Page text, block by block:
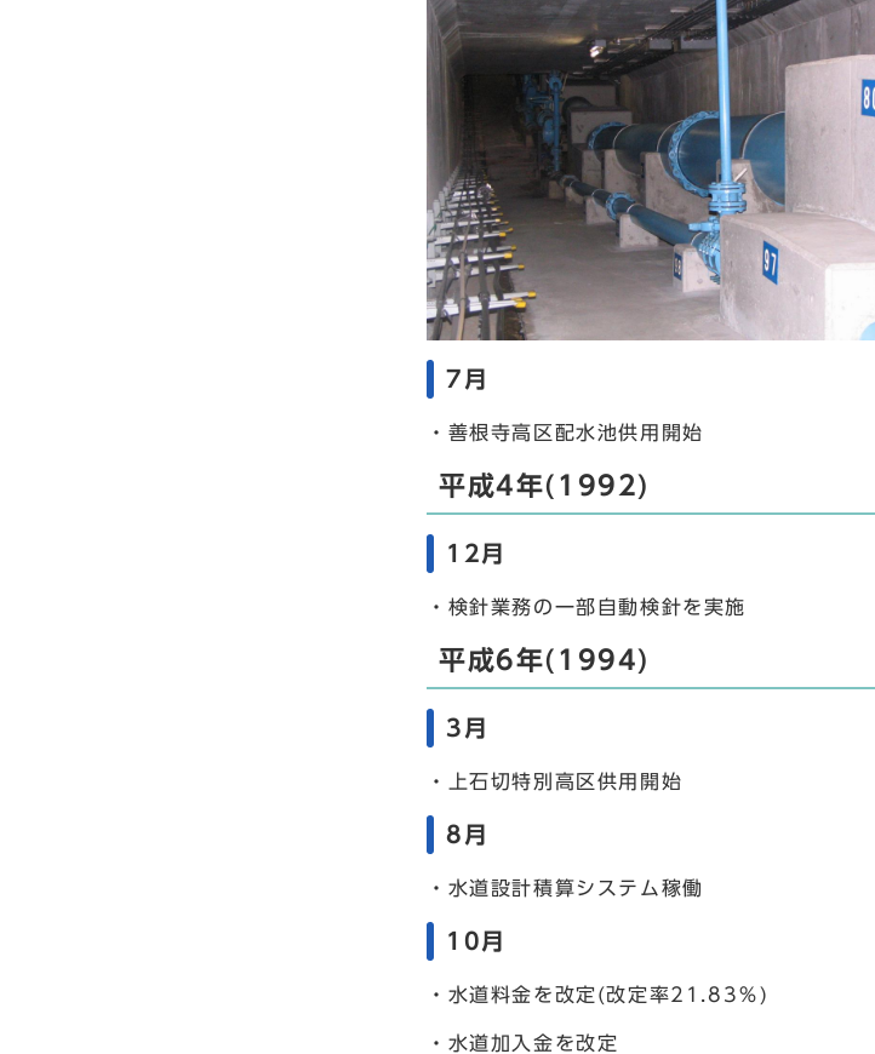
7月
・善根寺高区配水池供用開始
平成4年(1992)
12月
・検針業務の一部自動検針を実施
平成6年(1994)
3月
・上石切特別高区供用開始
8月
・水道設計積算システム稼働
10月
・水道料金を改定(改定率21.83％)
・水道加入金を改定